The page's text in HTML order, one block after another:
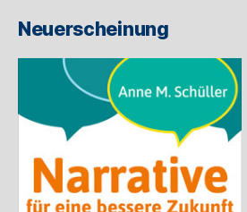
Neuerscheinung